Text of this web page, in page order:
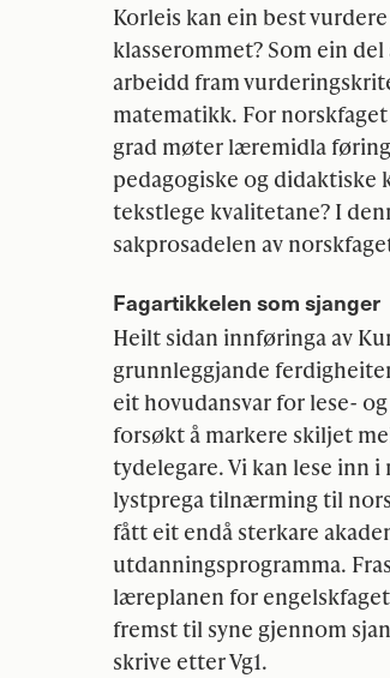
Korleis kan ein best
klasserommet? Som ein
arbeidd fram
matematikk. For
grad møter læremidla
pedagogiske og
tekstlege kvalitetane? I
sakprosadelen av
Fagartikkelen som sjanger
Heilt sidan innføringa av
grunnleggjande
eit hovudansvar for lese-
forsøkt å markere skiljet
tydelegare. Vi kan lese inn
lystprega tilnærming til
fått eit endå sterkare
utdanningsprogramma.
læreplanen for
fremst til syne gjennom
skrive etter Vg1.